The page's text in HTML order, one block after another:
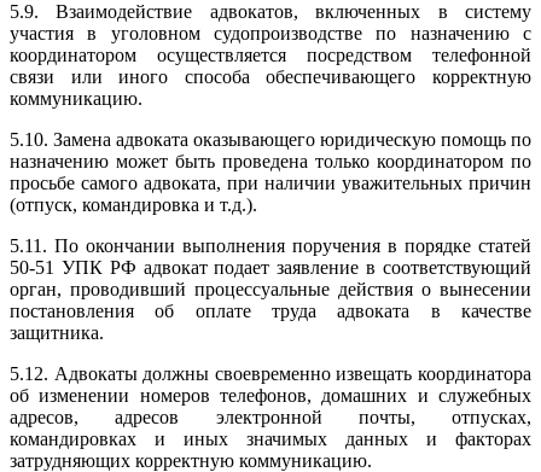
5.9. Взаимодействие адвокатов, включенных в систему
участия в уголовном судопроизводстве по назначению с
координатором осуществляется посредством телефонной
связи или иного способа обеспечивающего корректную
коммуникацию.
5.10. Замена адвоката оказывающего юридическую помощь по
назначению может быть проведена только координатором по
просьбе самого адвоката, при наличии уважительных причин
(отпуск, командировка и т.д.).
5.11. По окончании выполнения поручения в порядке статей
50-51 УПК РФ адвокат подает заявление в соответствующий
орган, проводивший процессуальные действия о вынесении
постановления об оплате труда адвоката в качестве
защитника.
5.12. Адвокаты должны своевременно извещать координатора
об изменении номеров телефонов, домашних и служебных
адресов, адресов электронной почты, отпусках,
командировках и иных значимых данных и факторах
затрудняющих корректную коммуникацию.